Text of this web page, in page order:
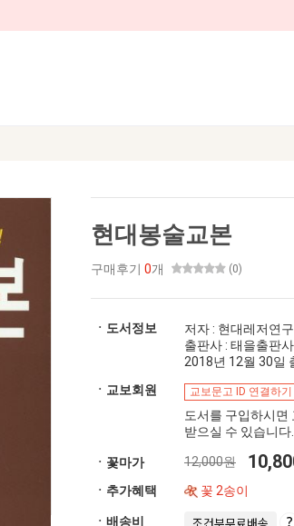
현대봉술교본
구매후기 0개 (0)
ㆍ도서정보
저자 : 현대레저연
출판사 : 태을출판사
2018년 12월 30일
ㆍ교보회원
교보문고 ID 연결하기
도서를 구입하시면
받으실 수 있습니다.
ㆍ꽃마가 12,000원
ㆍ추가혜택 꽃 2송이
ㆍ배송비